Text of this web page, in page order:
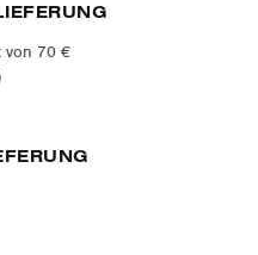
von 70 €